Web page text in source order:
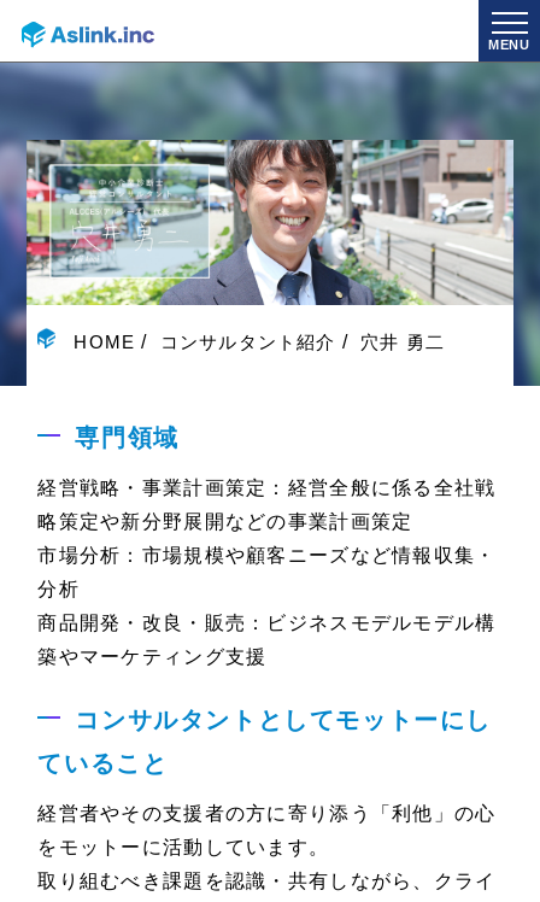
MENU
HOME コンサルタント紹介 穴井 勇二
専門領域
経営戦略・事業計画策定：経営全般に係る全社戦
略策定や新分野展開などの事業計画策定
市場分析：市場規模や顧客ニーズなど情報収集・
分析
商品開発・改良・販売：ビジネスモデルモデル構
築やマーケティング支援
コンサルタントとしてモットーにし
ていること
経営者やその支援者の方に寄り添う「利他」の心
をモットーに活動しています。
取り組むべき課題を認識・共有しながら、クライ